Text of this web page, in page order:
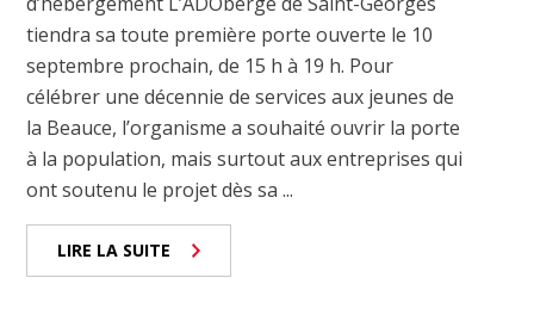
tiendra sa toute première porte ouverte le 10
septembre prochain, de 15 h à 19 h. Pour
célébrer une décennie de services aux jeunes de
la Beauce, l’organisme a souhaité ouvrir la porte
à la population, mais surtout aux entreprises qui
ont soutenu le projet dès sa ...
LIRE LA SUITE